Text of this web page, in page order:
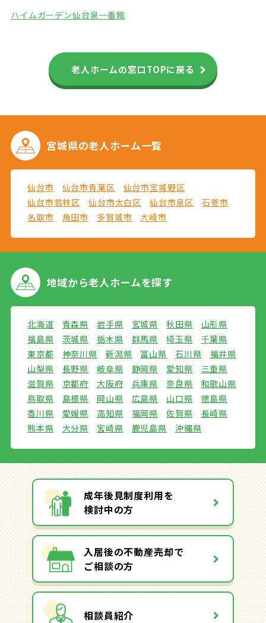
ハイムガーデン仙台泉一番館
老人ホームの窓口TOPに戻る
宮城県の老人ホーム一覧
仙台市 仙台市青葉区
仙台市宮城野区
仙台市若林区
仙台市太白区 仙台市泉区
石巻市
名取市
角田市 多賀城市 大崎市
地域から老人ホームを探す
北海道 青森県 岩手県 宮城県 秋田県
山形県
福島県
茨城県 栃木県 群馬県 埼玉県
千葉県
東京都
神奈川県 新潟県 富山県 石川県
福井県
山梨県
長野県 岐阜県 静岡県 愛知県
三重県
滋賀県
京都府 大阪府 兵庫県 奈良県
和歌山県
鳥取県
島根県 岡山県 広島県 山口県
徳島県
香川県
愛媛県 高知県 福岡県 佐賀県
長崎県
熊本県
大分県 宮崎県 鹿児島県 沖縄県
成年後見制度利用を
検討中の方
入居後の不動産売却で
ご相談の方
相談員紹介